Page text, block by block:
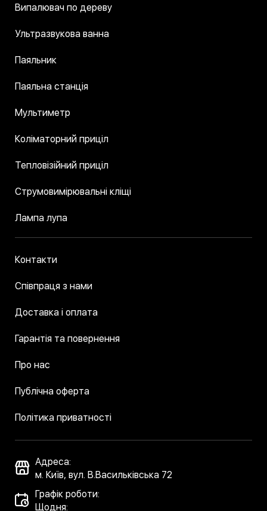
Випалювач по дереву
Ультразвукова ванна
Паяльник
Паяльна станція
Мультиметр
Коліматорний приціл
Тепловізійний приціл
Струмовимірювальні кліщі
Лампа лупа
Контакти
Співпраця з нами
Доставка і оплата
Гарантія та повернення
Про нас
Публічна оферта
Політика приватності
Адреса:
м. Київ, вул. В.Васильківська 72
Графік роботи:
Щодня: